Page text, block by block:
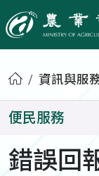
農
首頁資訊與服
便民服務
錯誤回